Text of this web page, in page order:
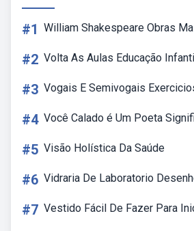
#1 William Shakespeare Obras
#2 Volta As Aulas Educação
#3 Vogais E Semivogais
#4 Você Calado é Um Poeta
#5 Visão Holística Da Saúde
#6 Vidraria De Laboratorio
#7 Vestido Fácil De Fazer Para